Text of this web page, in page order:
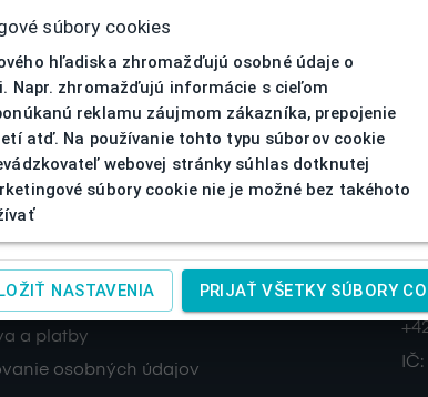
podmienky
a platby
osobných údajov
IČ:
súbory cookies
hľadiska zhromažďujú osobné údaje o
Napr. zhromažďujú informácie s cieľom
reklamu záujmom zákazníka, prepojenie
atď. Na používanie tohto typu súborov cookie
webovej stránky súhlas dotknutej
súbory cookie nie je možné bez takéhoto
NASTAVENIA PRIJAŤ VŠETKY SÚBORY